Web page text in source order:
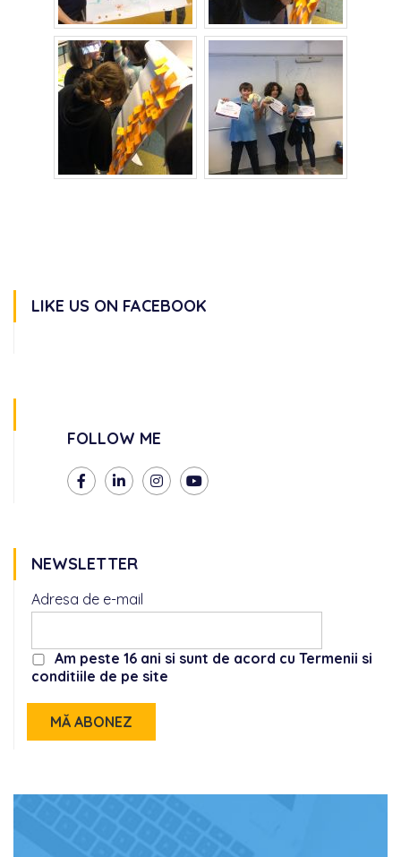
LIKE US ON FACEBOOK
FOLLOW ME
NEWSLETTER
Adresa de e-mail
Am peste 16 ani si sunt de acord cu Termenii si
conditiile de pe site